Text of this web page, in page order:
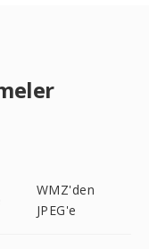
WMZ'den
JPEG'e